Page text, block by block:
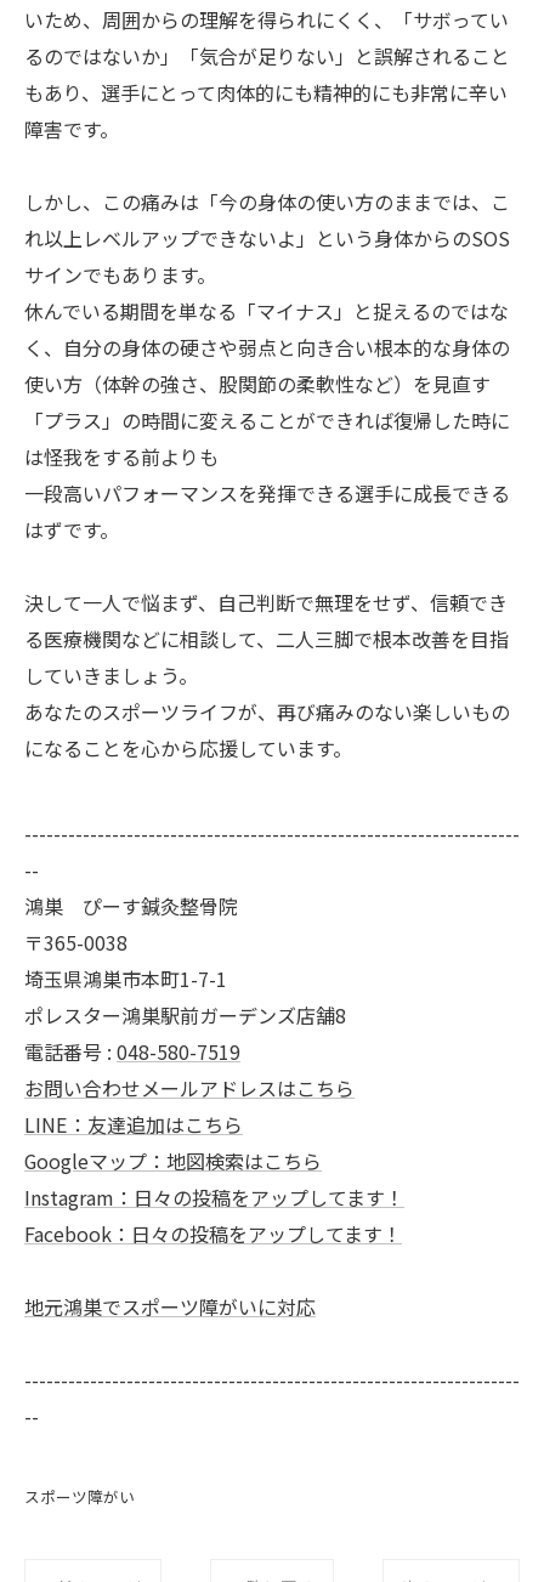
いため、周囲からの理解を得られにくく、「サボってい
るのではないか」「気合が足りない」と誤解されること
もあり、選手にとって肉体的にも精神的にも非常に辛い
障害です。
しかし、この痛みは「今の身体の使い方のままでは、こ
れ以上レベルアップできないよ」という身体からのSOS
サインでもあります。
休んでいる期間を単なる「マイナス」と捉えるのではな
く、自分の身体の硬さや弱点と向き合い根本的な身体の
使い方（体幹の強さ、股関節の柔軟性など）を見直す
「プラス」の時間に変えることができれば復帰した時に
は怪我をする前よりも
一段高いパフォーマンスを発揮できる選手に成長できる
はずです。
決して一人で悩まず、自己判断で無理をせず、信頼でき
る医療機関などに相談して、二人三脚で根本改善を目指
していきましょう。
あなたのスポーツライフが、再び痛みのない楽しいもの
になることを心から応援しています。
--------------------------------------------------------------------
--
鴻巣 ぴーす鍼灸整骨院
〒365-0038
埼玉県鴻巣市本町1-7-1
ポレスター鴻巣駅前ガーデンズ店舗8
電話番号 : 048-580-7519
お問い合わせメールアドレスはこちら
LINE：友達追加はこちら
Googleマップ：地図検索はこちら
Instagram：日々の投稿をアップしてます！
Facebook：日々の投稿をアップしてます！
地元鴻巣でスポーツ障がいに対応
--------------------------------------------------------------------
--
スポーツ障がい